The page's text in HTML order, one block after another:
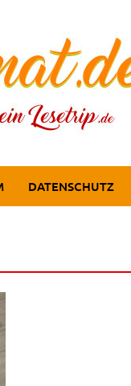
DATENSCHUTZ